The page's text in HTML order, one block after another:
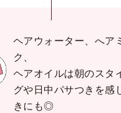
ヘアウォーター、へア
ク、
ヘアオイルは朝のスタ
グや日中パサつきを感
きにも◎